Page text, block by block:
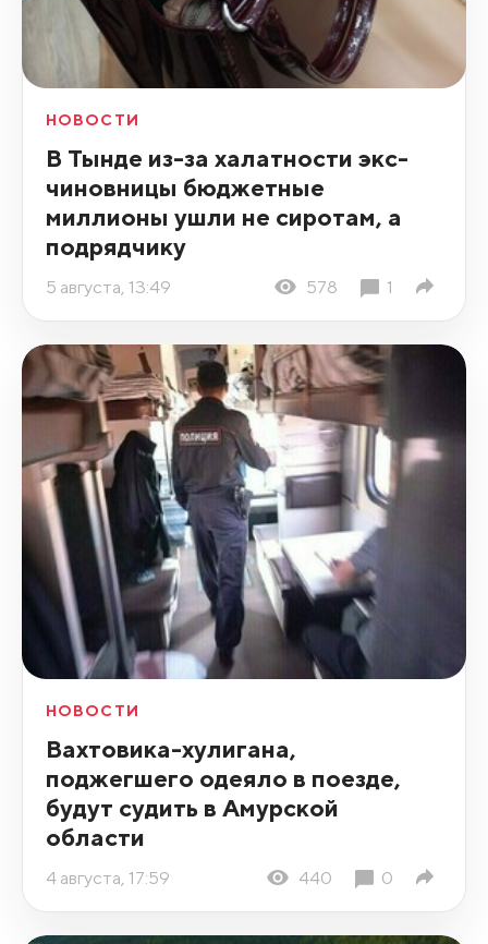
НОВОСТИ
В Тынде из-за халатности экс-
чиновницы бюджетные
миллионы ушли не сиротам, а
подрядчику
5 августа, 13:49 578 1
НОВОСТИ
Вахтовика-хулигана,
поджегшего одеяло в поезде,
будут судить в Амурской
области
4 августа, 17:59 440 0